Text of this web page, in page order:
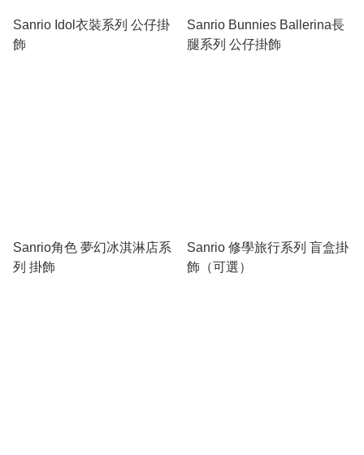
Sanrio Idol衣裝系列 公仔掛
飾
Sanrio Bunnies Ballerina長
腿系列 公仔掛飾
Sanrio角色 夢幻冰淇淋店系
列 掛飾
Sanrio 修學旅行系列 盲盒掛
飾（可選）